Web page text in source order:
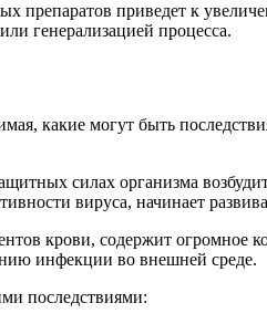
препаратов приведет к
генерализацией процесса.
какие могут быть
силах организма
вируса, начинает
крови, содержит огромное
инфекции во внешней среде.
последствиями: